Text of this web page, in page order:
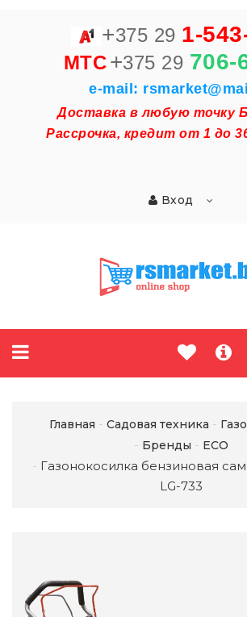
+375 29 1-
MTC+375 29 706-
e-mail:
Доставка в любую точку
Рассрочка, кредит от 1 до
Вход
Главная Садовая техника
Бренды
ECO
Газонокосилка бензиновая
LG-733